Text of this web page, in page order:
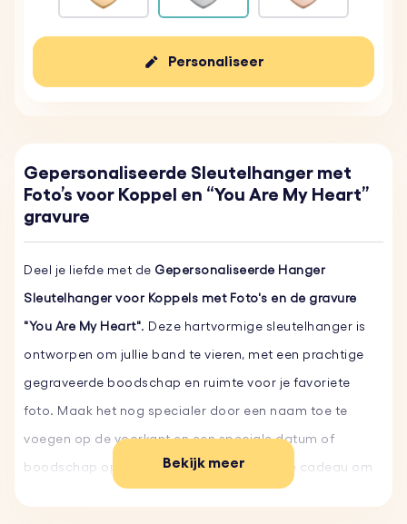
Personaliseer
Gepersonaliseerde Sleutelhanger met
Foto’s voor Koppel en “You Are My Heart”
gravure
Deel je liefde met de Gepersonaliseerde Hanger
Sleutelhanger voor Koppels met Foto's en de gravure
"You Are My Heart". Deze hartvormige sleutelhanger is
ontworpen om jullie band te vieren, met een prachtige
gegraveerde boodschap en ruimte voor je favoriete
foto. Maak het nog specialer door een naam toe te
voegen op de voorkant en een speciale datum of
boodschap op de achterkant. Het perfecte cadeau om
Bekijk meer